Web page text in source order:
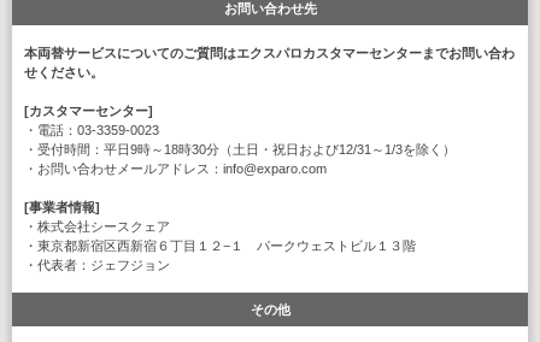
お問い合わせ先
本両替サービスについてのご質問はエクスパロカスタマーセンターまでお問い合わ
せください。
[カスタマーセンター]
・電話：03-3359-0023
・受付時間：平日9時～18時30分（土日・祝日および12/31～1/3を除く）
・お問い合わせメールアドレス：info@exparo.com
[事業者情報]
・株式会社シースクェア
・東京都新宿区西新宿６丁目１２−１ パークウェストビル１３階
・代表者：ジェフジョン
その他